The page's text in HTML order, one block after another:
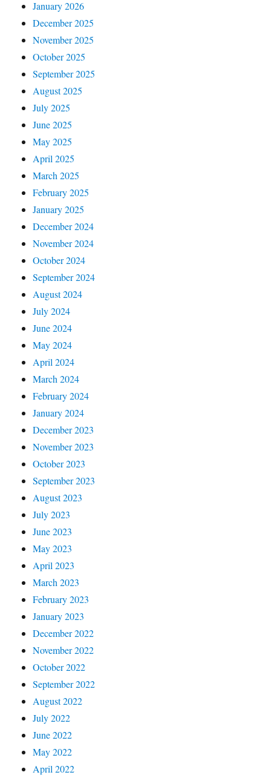
January 2026
December 2025
November 2025
October 2025
September 2025
August 2025
July 2025
June 2025
May 2025
April 2025
March 2025
February 2025
January 2025
December 2024
November 2024
October 2024
September 2024
August 2024
July 2024
June 2024
May 2024
April 2024
March 2024
February 2024
January 2024
December 2023
November 2023
October 2023
September 2023
August 2023
July 2023
June 2023
May 2023
April 2023
March 2023
February 2023
January 2023
December 2022
November 2022
October 2022
September 2022
August 2022
July 2022
June 2022
May 2022
April 2022